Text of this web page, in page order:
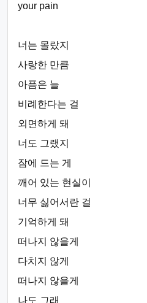
your pain
너는 몰랐지
사랑한 만큼
아픔은 늘
비례한다는 걸
외면하게 돼
너도 그랬지
잠에 드는 게
깨어 있는 현실이
너무 싫어서란 걸
기억하게 돼
떠나지 않을게
다치지 않게
떠나지 않을게
나도 그래